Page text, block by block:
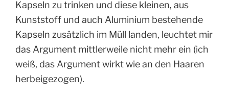
Kapseln zu trinken und diese kleinen, aus
Kunststoff und auch Aluminium bestehende
Kapseln zusätzlich im Müll landen, leuchtet mir
das Argument mittlerweile nicht mehr ein (ich
weiß, das Argument wirkt wie an den Haaren
herbeigezogen).